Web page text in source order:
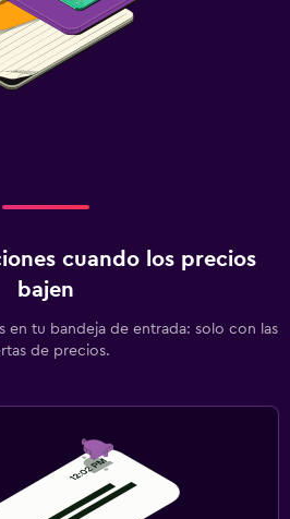
cuando los precios
bajen
en tu bandeja de entrada: solo con las
de precios.